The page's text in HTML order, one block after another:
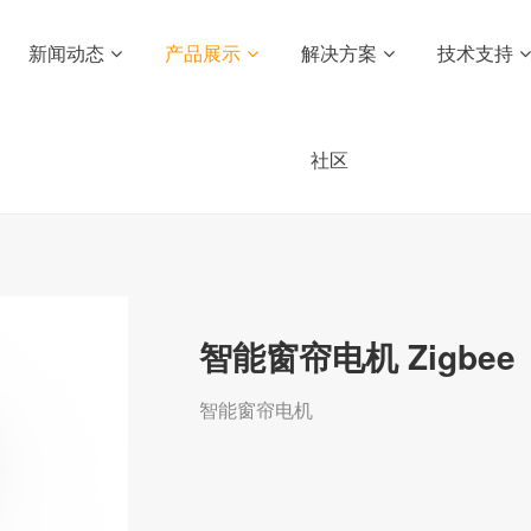
新闻动态 产品展示 解决方案 技术支持
社区
智能窗帘电机 Zigbee
智能窗帘电机